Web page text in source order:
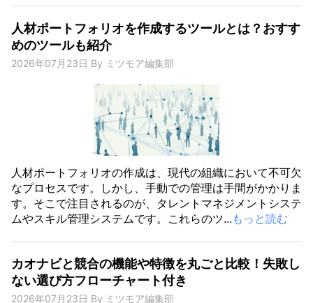
人材ポートフォリオを作成するツールとは？おすす
めのツールも紹介
2026年07月23日 By ミツモア編集部
人材ポートフォリオの作成は、現代の組織において不可欠
なプロセスです。しかし、手動での管理は手間がかかりま
す。そこで注目されるのが、タレントマネジメントシステ
ムやスキル管理システムです。これらのツ... もっと読む
カオナビと競合の機能や特徴を丸ごと比較！失敗し
ない選び方フローチャート付き
2026年07月23日 By ミツモア編集部